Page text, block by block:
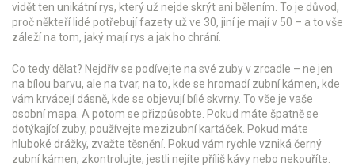
vidět ten unikátní rys, který už nejde skrýt ani bělením . To je důvod,
proč někteří lidé potřebují fazety už ve 30, jiní je mají v 50 – a to vše
záleží na tom, jaký mají rys a jak ho chrání.
Co tedy dělat? Nejdřív se podívejte na své zuby v zrcadle – ne jen
na bílou barvu, ale na tvar, na to, kde se hromadí zubní kámen, kde
vám krvácejí dásně, kde se objevují bílé skvrny. To vše je vaše
osobní mapa. A potom se přizpůsobte. Pokud máte špatně se
dotýkající zuby, používejte mezizubní kartáček. Pokud máte
hluboké drážky, zvažte těsnění. Pokud vám rychle vzniká černý
zubní kámen, zkontrolujte, jestli nejíte příliš kávy nebo nekouříte.